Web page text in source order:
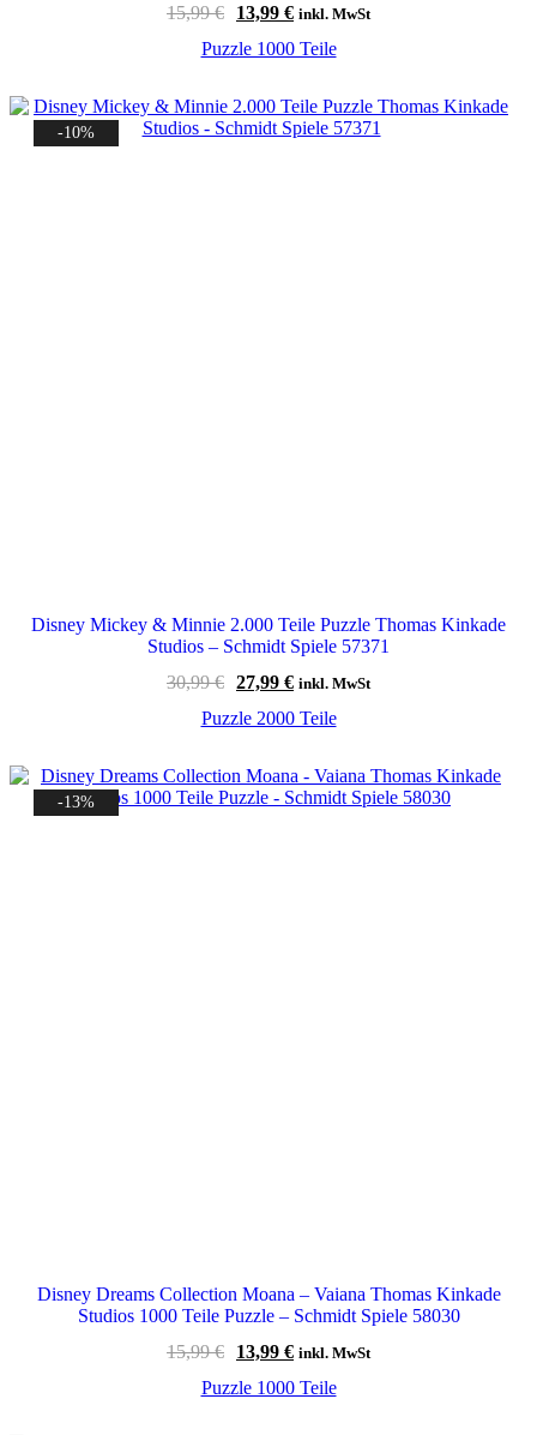
15,99€
Ursprünglicher
war:
13,99 €Aktueller
ist:
inkl. MwSt
Puzzle 1000 Teile
-10%
Disney Mickey & Minnie 2.000 Teile Puzzle Thomas Kinkade
Studios – Schmidt Spiele 57371
30,99€ Ursprünglicher
war:
27,99 €Aktueller
ist:
inkl. MwSt
Puzzle 2000 Teile
-13%
Disney Dreams Collection Moana – Vaiana Thomas Kinkade
Studios 1000 Teile Puzzle – Schmidt Spiele 58030
15,99€
Ursprünglicher
war:
13,99 €Aktueller
ist:
inkl. MwSt
Puzzle 1000 Teile